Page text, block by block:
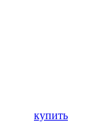
купить